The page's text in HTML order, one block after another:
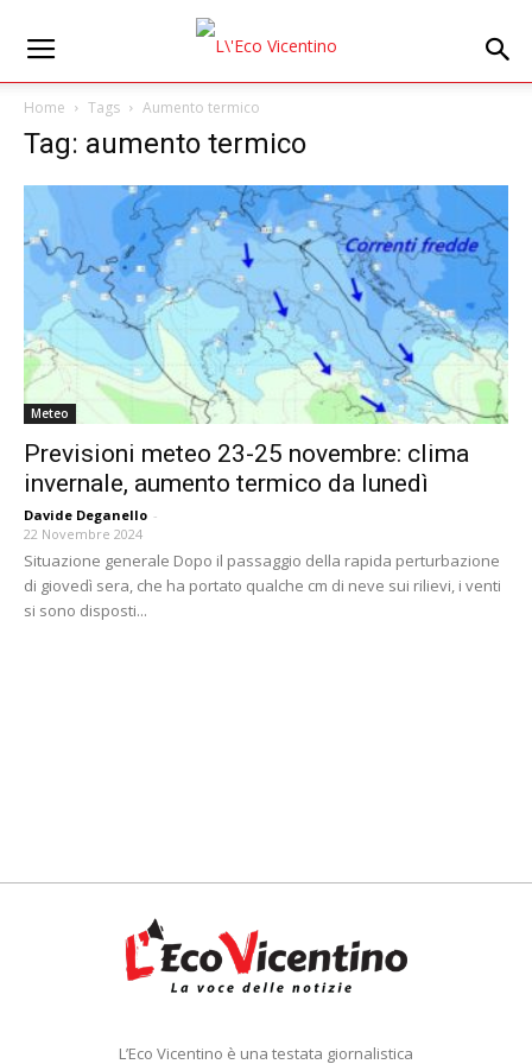
Home Tags Aumento termico
Tag: aumento termico
Meteo
Previsioni meteo 23-25 novembre: clima
invernale, aumento termico da lunedì
Davide Deganello -
22 Novembre 2024
Situazione generale Dopo il passaggio della rapida perturbazione
di giovedì sera, che ha portato qualche cm di neve sui rilievi, i venti
si sono disposti...
L’Eco Vicentino è una testata giornalistica